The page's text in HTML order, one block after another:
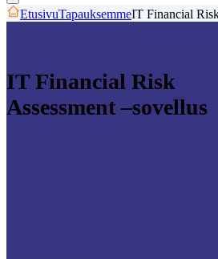
EtusivuTapauksemmeIT Financial
IT Financial Risk
Assessment –sovellus